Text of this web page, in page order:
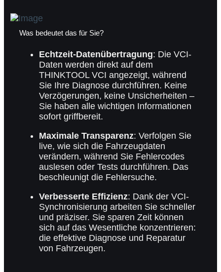
Was bedeutet das für Sie?
Echtzeit-Datenübertragung: Die VCI-
Daten werden direkt auf dem
THINKTOOL VCI angezeigt, während
Sie Ihre Diagnose durchführen. Keine
Verzögerungen, keine Unsicherheiten –
Sie haben alle wichtigen Informationen
sofort griffbereit.
Maximale Transparenz: Verfolgen Sie
live, wie sich die Fahrzeugdaten
verändern, während Sie Fehlercodes
auslesen oder Tests durchführen. Das
beschleunigt die Fehlersuche.
Verbesserte Effizienz: Dank der VCI-
Synchronisierung arbeiten Sie schneller
und präziser. Sie sparen Zeit können
sich auf das Wesentliche konzentrieren:
die effektive Diagnose und Reparatur
von Fahrzeugen.